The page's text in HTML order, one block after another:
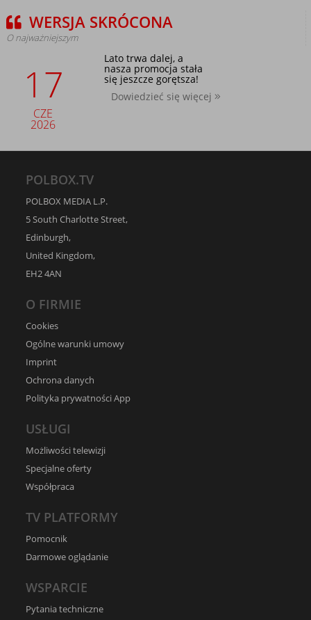
WERSJA SKRÓCONA
O najważniejszym
17
CZE
2026
Lato trwa dalej, a
nasza promocja stała
się jeszcze gorętsza!
Dowiedzieć się więcej
POLBOX.TV
POLBOX MEDIA L.P.
5 South Charlotte Street,
Edinburgh,
United Kingdom,
EH2 4AN
O FIRMIE
Cookies
Ogólne warunki umowy
Imprint
Ochrona danych
Polityka prywatności App
USŁUGI
Możliwości telewizji
Specjalne oferty
Współpraca
TV PLATFORMY
Pomocnik
Darmowe oglądanie
WSPARCIE
Pytania techniczne